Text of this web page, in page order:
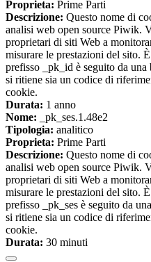
Proprieta: Prime Parti
Descrizione: Questo nome di
analisi web open source Piwik.
proprietari di siti Web a
misurare le prestazioni del sito.
prefisso _pk_id è seguito da
si ritiene sia un codice di
cookie.
Durata: 1 anno
Nome: _pk_ses.1.48e2
Tipologia: analitico
Proprieta: Prime Parti
Descrizione: Questo nome di
analisi web open source Piwik.
proprietari di siti Web a
misurare le prestazioni del sito.
prefisso _pk_ses è seguito da
si ritiene sia un codice di
cookie.
Durata: 30 minuti